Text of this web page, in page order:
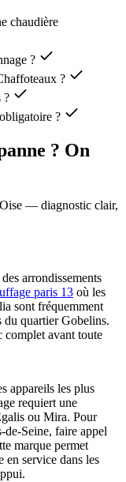
chaudière
?
?
?
?
? On
— diagnostic clair,
arrondissements
paris 13 où les
sont fréquemment
du quartier Gobelins.
complet avant toute
appareils les plus
requiert une
ou Mira. Pour
de-Seine, faire appel
marque permet
en service dans les